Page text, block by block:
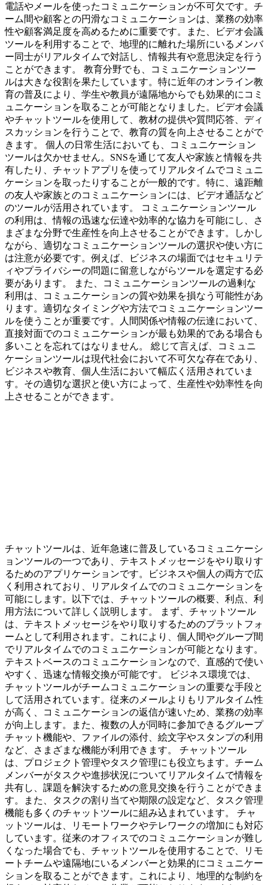
電話やメールを使ったコミュニケーションが不可欠です。チ
ーム間や顧客との円滑なコミュニケーションは、業務の効率
性や顧客満足度を高めるために重要です。また、ビデオ会議
ツールを利用することで、地理的に離れた場所にいるメンバ
ー同士がリアルタイムで対話し、情報共有や意思決定を行う
ことができます。 教育分野でも、コミュニケーションツー
ルは大きな役割を果たしています。特に近年のオンライン教
育の普及により、学生や教員が遠隔地からでも効果的にコミ
ュニケーションを取ることが可能となりました。ビデオ会議
やチャットツールを使用して、教材の提供や質問応答、ディ
スカッションを行うことで、教育の質を向上させることがで
きます。 個人の日常生活においても、コミュニケーション
ツールは欠かせません。SNSを通じて友人や家族と情報を共
有したり、チャットアプリを使ってリアルタイムでコミュニ
ケーションを取ったりすることが一般的です。特に、遠距離
の友人や家族とのコミュニケーションには、ビデオ通話など
のツールが活用されています。 コミュニケーションツール
の利用は、情報の迅速な伝達や効率的な協力を可能にし、さ
まざまな分野で生産性を向上させることができます。しかし
ながら、適切なコミュニケーションツールの選択や使い方に
は注意が必要です。例えば、ビジネスの場面ではセキュリテ
ィやプライバシーの問題に留意しながらツールを選定する必
要があります。 また、コミュニケーションツールの過剰な
利用は、コミュニケーションの質や効果を損なう可能性があ
ります。適切なタイミングや方法でコミュニケーションツー
ルを使うことが重要です。人間関係や情報の伝達において、
直接対面でのコミュニケーションが最も効果的である場合も
多いことを忘れてはなりません。 総じて言えば、コミュニ
ケーションツールは現代社会において不可欠な存在であり、
ビジネスや教育、個人生活において幅広く活用されていま
す。その適切な選択と使い方によって、生産性や効率性を向
上させることができます。
チャットツールは、近年急速に普及しているコミュニケーシ
ョンツールの一つであり、テキストメッセージをやり取りす
るためのアプリケーションです。ビジネスや個人の両方で広
く利用されており、リアルタイムでのコミュニケーションを
可能にします。以下では、チャットツールの概要、利点、利
用方法について詳しく説明します。 まず、チャットツール
は、テキストメッセージをやり取りするためのプラットフォ
ームとして利用されます。これにより、個人間やグループ間
でリアルタイムでのコミュニケーションが可能となります。
テキストベースのコミュニケーションなので、直感的で使い
やすく、迅速な情報交換が可能です。 ビジネス環境では、
チャットツールがチームコミュニケーションの重要な手段と
して活用されています。従来のメールよりもリアルタイム性
が高く、コミュニケーションの返信が速いため、業務の効率
が向上します。また、複数の人が同時に参加できるグループ
チャット機能や、ファイルの添付、絵文字やスタンプの利用
など、さまざまな機能が利用できます。 チャットツール
は、プロジェクト管理やタスク管理にも役立ちます。チーム
メンバーがタスクや進捗状況についてリアルタイムで情報を
共有し、課題を解決するための意見交換を行うことができま
す。また、タスクの割り当てや期限の設定など、タスク管理
機能も多くのチャットツールに組み込まれています。 チャ
ットツールは、リモートワークやテレワークの増加にも対応
しています。従来のオフィスでのコミュニケーションが難し
くなった場合でも、チャットツールを使用することで、リモ
ートチームや遠隔地にいるメンバーと効果的にコミュニケー
ションを取ることができます。これにより、地理的な制約を